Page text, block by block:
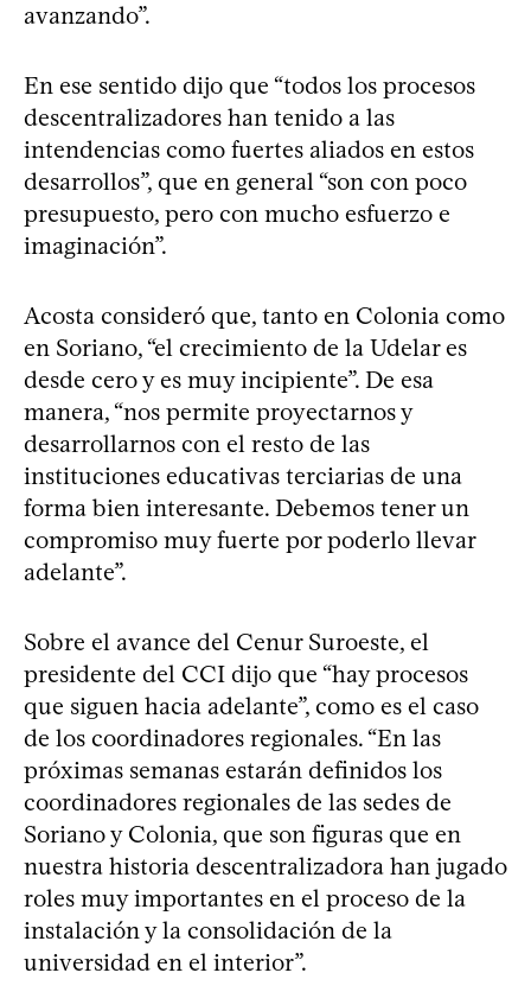
avanzando”.
En ese sentido dijo que “todos los procesos
descentralizadores han tenido a las
intendencias como fuertes aliados en estos
desarrollos”, que en general “son con poco
presupuesto, pero con mucho esfuerzo e
imaginación”.
Acosta consideró que, tanto en Colonia como
en Soriano, “el crecimiento de la Udelar es
desde cero y es muy incipiente”. De esa
manera, “nos permite proyectarnos y
desarrollarnos con el resto de las
instituciones educativas terciarias de una
forma bien interesante. Debemos tener un
compromiso muy fuerte por poderlo llevar
adelante”.
Sobre el avance del Cenur Suroeste, el
presidente del CCI dijo que “hay procesos
que siguen hacia adelante”, como es el caso
de los coordinadores regionales. “En las
próximas semanas estarán definidos los
coordinadores regionales de las sedes de
Soriano y Colonia, que son figuras que en
nuestra historia descentralizadora han jugado
roles muy importantes en el proceso de la
instalación y la consolidación de la
universidad en el interior”.